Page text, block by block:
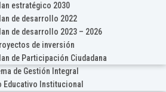
estratégico 2030
de desarrollo 2022
de desarrollo 2023 – 2026
de inversión
de Participación Ciudadana
de Gestión Integral
Educativo Institucional